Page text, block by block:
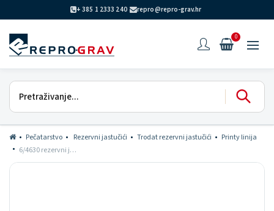
+ 385 1 2333 240 repro@repro-grav.hr
0
Pečatarstvo Rezervni jastučići Trodat rezervni jastučići
Printy linija
6/4630 rezervni jastučić